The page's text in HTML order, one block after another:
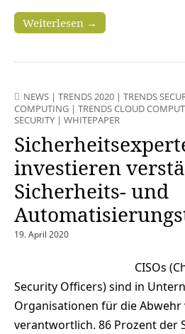
Weiterlesen →
NEWS | TRENDS 2020 | TRENDS
COMPUTING | TRENDS CLOUD
SECURITY | WHITEPAPER
investieren
Sicherheits- und
19. April 2020
CISOs
Security Officers) sind in
Organisationen für die
verantwortlich. 86 Prozent der